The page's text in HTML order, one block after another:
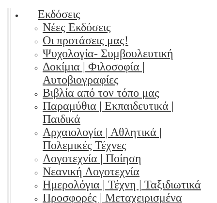
Εκδόσεις
Νέες Εκδόσεις
Οι προτάσεις μας!
Ψυχολογία- Συμβουλευτική
Δοκίμια | Φιλοσοφία |
Αυτοβιογραφίες
Βιβλία από τον τόπο μας
Παραμύθια | Εκπαιδευτικά |
Παιδικά
Αρχαιολογία | Αθλητικά |
Πολεμικές Τέχνες
Λογοτεχνία | Ποίηση
Νεανική Λογοτεχνία
Ημερολόγια | Τέχνη | Ταξιδιωτικά
Προσφορές | Μεταχειρισμένα